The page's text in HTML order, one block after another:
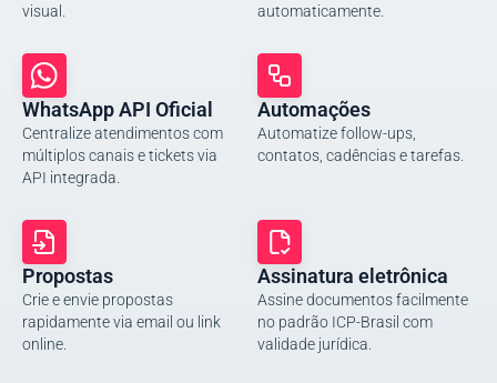
visual.
automaticamente.
WhatsApp API Oficial
Centralize atendimentos com
múltiplos canais e tickets via
API integrada.
Automações
Automatize follow-ups,
contatos, cadências e tarefas.
Propostas
Crie e envie propostas
rapidamente via email ou link
online.
Assinatura eletrônica
Assine documentos facilmente
no padrão ICP-Brasil com
validade jurídica.